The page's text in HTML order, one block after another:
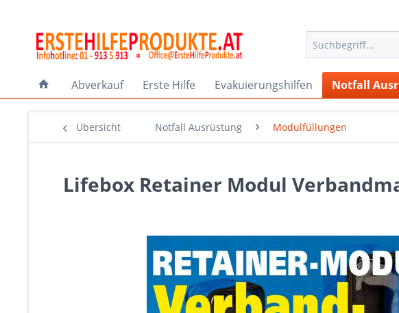
Abverkauf Erste Hilfe Evakuierungshilfen Notfall
Übersicht Notfall Ausrüstung Modulfüllungen
Lifebox Retainer Modul